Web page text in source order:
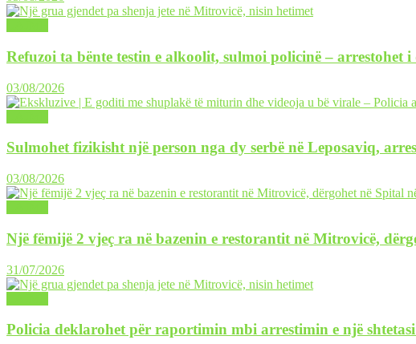
Refuzoi ta bënte testin e alkoolit, sulmoi policinë – arrestohet
03/08/2026
Sulmohet fizikisht një person nga dy serbë në Leposaviq,
03/08/2026
Një fëmijë 2 vjeç ra në bazenin e restorantit në Mitrovicë,
31/07/2026
Policia deklarohet për raportimin mbi arrestimin e një